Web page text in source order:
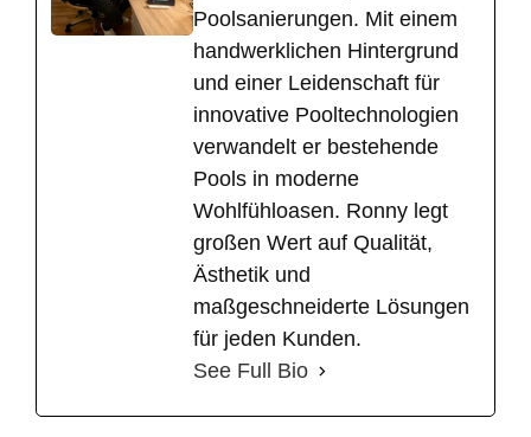
Poolsanierungen. Mit einem
handwerklichen Hintergrund
und einer Leidenschaft für
innovative Pooltechnologien
verwandelt er bestehende
Pools in moderne
Wohlfühloasen. Ronny legt
großen Wert auf Qualität,
Ästhetik und
maßgeschneiderte Lösungen
für jeden Kunden.
See Full Bio